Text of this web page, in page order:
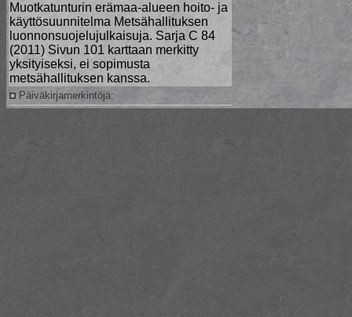
Muotkatunturin erämaa-alueen hoito- ja
käyttösuunnitelma Metsähallituksen
luonnonsuojelujulkaisuja. Sarja C 84
(2011) Sivun 101 karttaan merkitty
yksityiseksi, ei sopimusta
metsähallituksen kanssa.
Päiväkirjamerkintöjä: